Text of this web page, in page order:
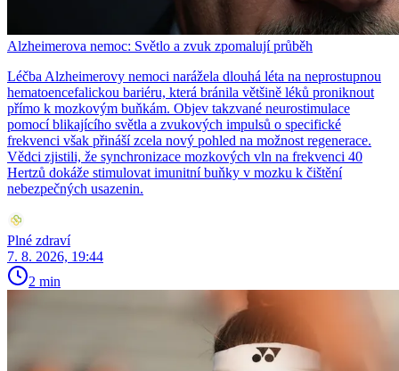
Alzheimerova nemoc: Světlo a zvuk zpomalují průběh
Léčba Alzheimerovy nemoci narážela dlouhá léta na neprostupnou
hematoencefalickou bariéru, která bránila většině léků proniknout
přímo k mozkovým buňkám. Objev takzvané neurostimulace
pomocí blikajícího světla a zvukových impulsů o specifické
frekvenci však přináší zcela nový pohled na možnost regenerace.
Vědci zjistili, že synchronizace mozkových vln na frekvenci 40
Hertzů dokáže stimulovat imunitní buňky v mozku k čištění
nebezpečných usazenin.
Plné zdraví
7. 8. 2026, 19:44
2 min